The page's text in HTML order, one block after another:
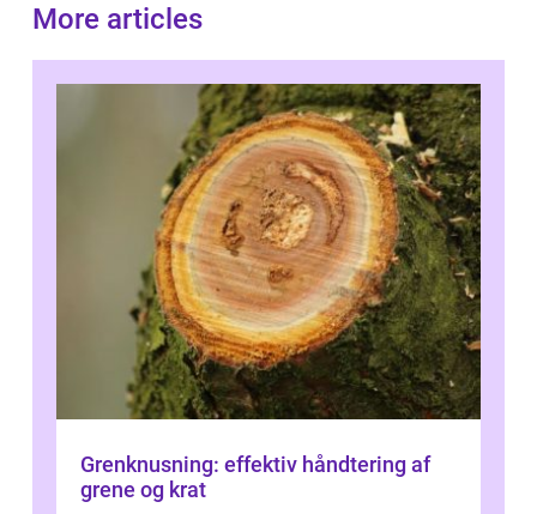
More articles
Grenknusning: effektiv håndtering af
grene og krat